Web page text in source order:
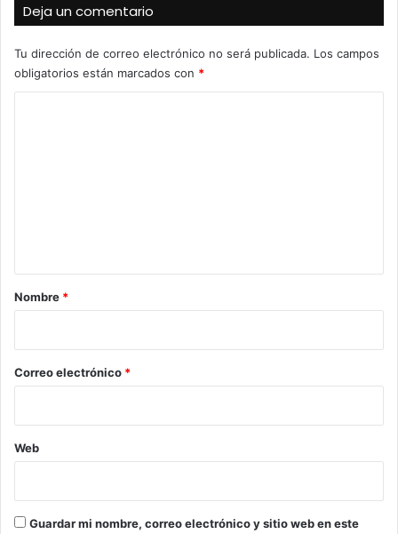
Deja un comentario
Tu dirección de correo electrónico no será publicada. Los campos
obligatorios están marcados con *
r
*
Nombre *
Correo electrónico *
Web
Guardar mi nombre, correo electrónico y sitio web en este